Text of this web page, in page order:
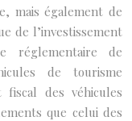
mais également de
de l’investissement
réglementaire de
de tourisme
fiscal des véhicules
que celui des